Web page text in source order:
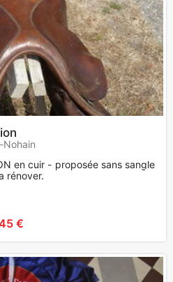
Nohain
en cuir - proposée sans sangle
rénover.
€